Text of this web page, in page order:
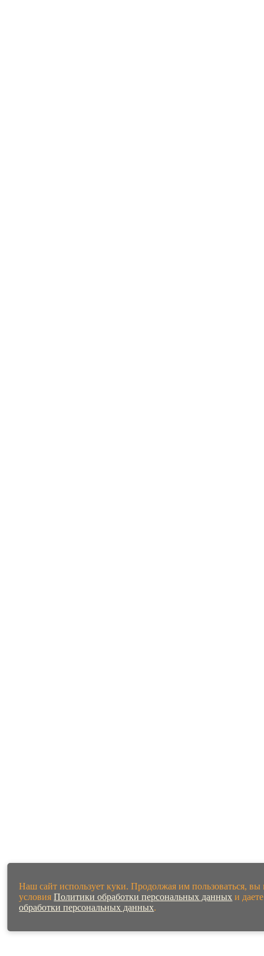
Наш сайт использует куки. Продолжая им пользоваться, вы
условияПолитики обработки персональных данных и
обработки персональных данных.